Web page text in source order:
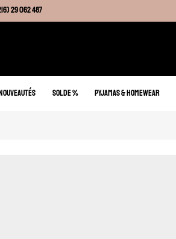
29 062 487
articles
SOLDE % PYJAMAS & HOMEWEAR